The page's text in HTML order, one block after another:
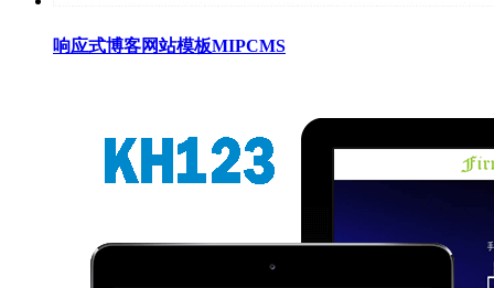
响应式博客网站模板MIPCMS